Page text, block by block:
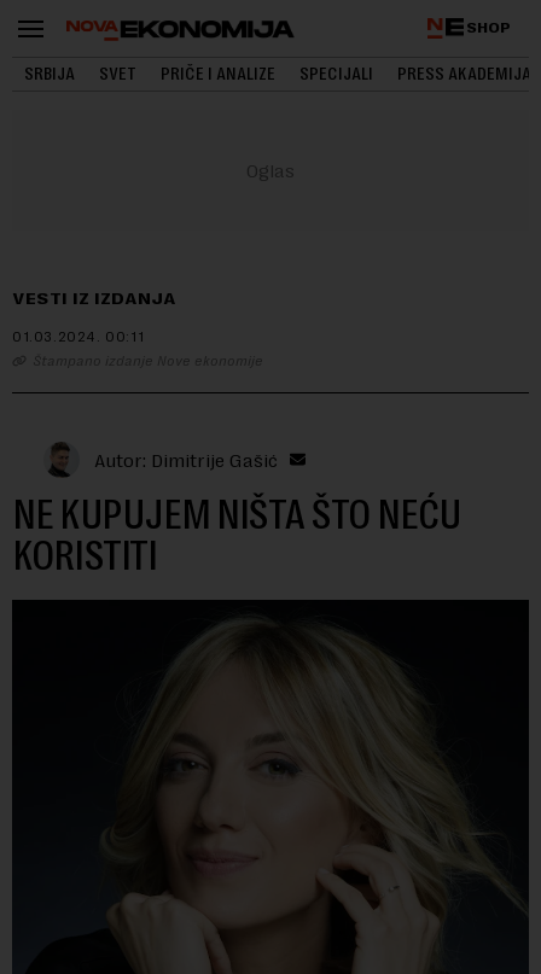
SHOP
SRBIJA SVET PRIČE I ANALIZE SPECIJALI PRESS AKADEMIJA
VESTI IZ IZDANJA
01.03.2024. 00:11
Štampano izdanje Nove ekonomije
Autor: Dimitrije Gašić
NE KUPUJEM NIŠTA ŠTO NEĆU
KORISTITI